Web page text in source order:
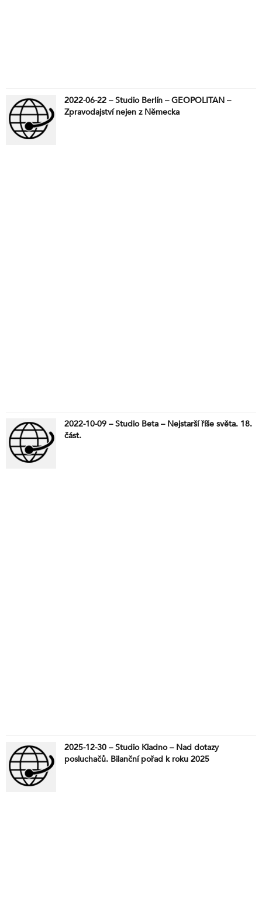
2022-06-22 – Studio Berlín – GEOPOLITAN –
Zpravodajství nejen z Německa
2022-10-09 – Studio Beta – Nejstarší říše světa. 18.
část.
2025-12-30 – Studio Kladno – Nad dotazy
posluchačů. Bilanční pořad k roku 2025